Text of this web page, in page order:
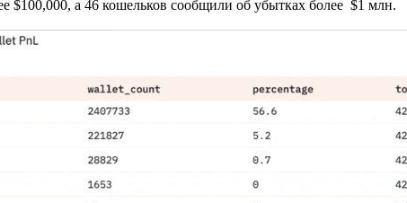
$100,000, а 46 кошельков сообщили об убытках более $1 млн.